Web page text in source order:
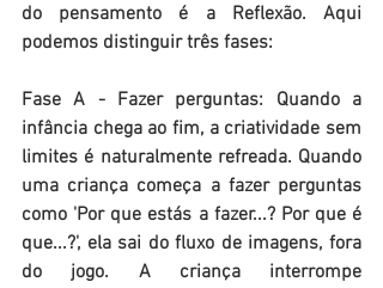
do pensamento é a Reflexão. Aqui
podemos distinguir três fases:
Fase A - Fazer perguntas: Quando a
infância chega ao fim, a criatividade sem
limites é naturalmente refreada. Quando
uma criança começa a fazer perguntas
como 'Por que estás a fazer...? Por que é
que...?', ela sai do fluxo de imagens, fora
do jogo. A criança interrompe